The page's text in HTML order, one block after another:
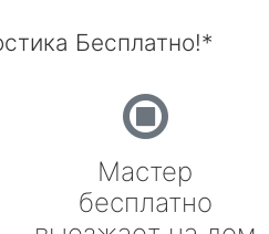
Бесплатно!*
Мастер
бесплатно